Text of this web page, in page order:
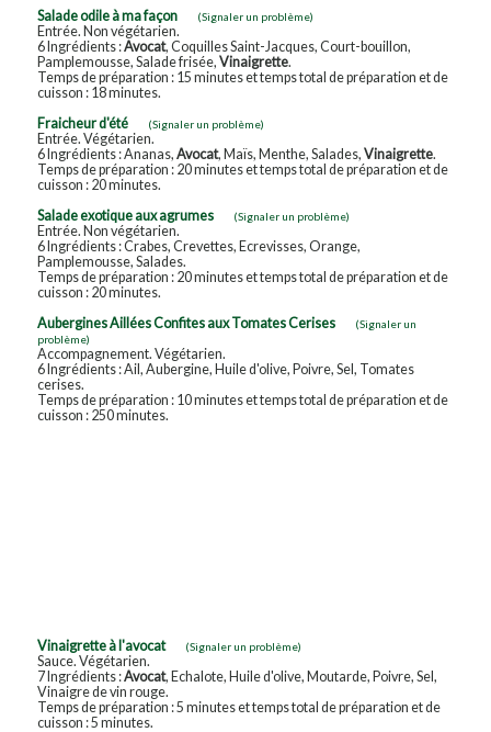
Salade odile à ma façon
(Signaler un problème)
Entrée. Non végétarien.
6 Ingrédients :Avocat, Coquilles Saint-Jacques, Court-bouillon,
Pamplemousse, Salade frisée, Vinaigrette.
Temps de préparation : 15 minutes et temps total de préparation et de
cuisson : 18 minutes.
Fraicheur d'été
(Signaler un problème)
Entrée. Végétarien.
6 Ingrédients : Ananas, Avocat, Maïs, Menthe, Salades, Vinaigrette.
Temps de préparation : 20 minutes et temps total de préparation et de
cuisson : 20 minutes.
Salade exotique aux agrumes
(Signaler un problème)
Entrée. Non végétarien.
6 Ingrédients : Crabes, Crevettes, Ecrevisses, Orange,
Pamplemousse, Salades.
Temps de préparation : 20 minutes et temps total de préparation et de
cuisson : 20 minutes.
Aubergines Aillées Confites aux Tomates Cerises
(Signaler un
problème)
Accompagnement. Végétarien.
6 Ingrédients : Ail, Aubergine, Huile d'olive, Poivre, Sel, Tomates
cerises.
Temps de préparation : 10 minutes et temps total de préparation et de
cuisson : 250 minutes.
Vinaigrette à l'avocat (Signaler un problème)
Sauce. Végétarien.
7 Ingrédients :Avocat, Echalote, Huile d'olive, Moutarde, Poivre, Sel,
Vinaigre de vin rouge.
Temps de préparation : 5 minutes et temps total de préparation et de
cuisson : 5 minutes.